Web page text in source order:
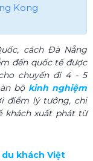
Kong
cách Đà Nẵng
đến quốc tế được
chuyến đi 4 - 5
bộ kinh nghiệm
điểm lý tưởng, chi
khách xuất phát từ
du khách Việt